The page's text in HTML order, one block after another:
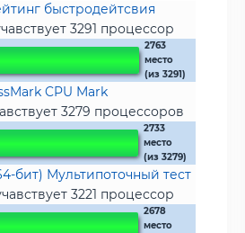
быстродейтсвия
3291 процессор
2763
место
(из 3291)
CPU Mark
3279 процессоров
2733
место
(из 3279)
бит) Мультипоточный тест
3221 процессор
2678
место